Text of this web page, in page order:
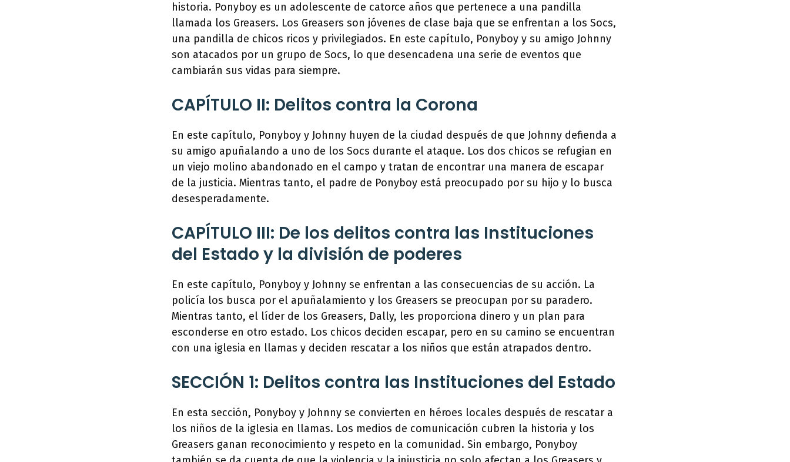
historia. Ponyboy es un adolescente de catorce años que pertenece a una pandilla
llamada los Greasers. Los Greasers son jóvenes de clase baja que se enfrentan a los Socs,
una pandilla de chicos ricos y privilegiados. En este capítulo, Ponyboy y su amigo Johnny
son atacados por un grupo de Socs, lo que desencadena una serie de eventos que
cambiarán sus vidas para siempre.
CAPÍTULO II: Delitos contra la Corona
En este capítulo, Ponyboy y Johnny huyen de la ciudad después de que Johnny defienda a
su amigo apuñalando a uno de los Socs durante el ataque. Los dos chicos se refugian en
un viejo molino abandonado en el campo y tratan de encontrar una manera de escapar
de la justicia. Mientras tanto, el padre de Ponyboy está preocupado por su hijo y lo busca
desesperadamente.
CAPÍTULO III: De los delitos contra las Instituciones
del Estado y la división de poderes
En este capítulo, Ponyboy y Johnny se enfrentan a las consecuencias de su acción. La
policía los busca por el apuñalamiento y los Greasers se preocupan por su paradero.
Mientras tanto, el líder de los Greasers, Dally, les proporciona dinero y un plan para
esconderse en otro estado. Los chicos deciden escapar, pero en su camino se encuentran
con una iglesia en llamas y deciden rescatar a los niños que están atrapados dentro.
SECCIÓN 1: Delitos contra las Instituciones del Estado
En esta sección, Ponyboy y Johnny se convierten en héroes locales después de rescatar a
los niños de la iglesia en llamas. Los medios de comunicación cubren la historia y los
Greasers ganan reconocimiento y respeto en la comunidad. Sin embargo, Ponyboy